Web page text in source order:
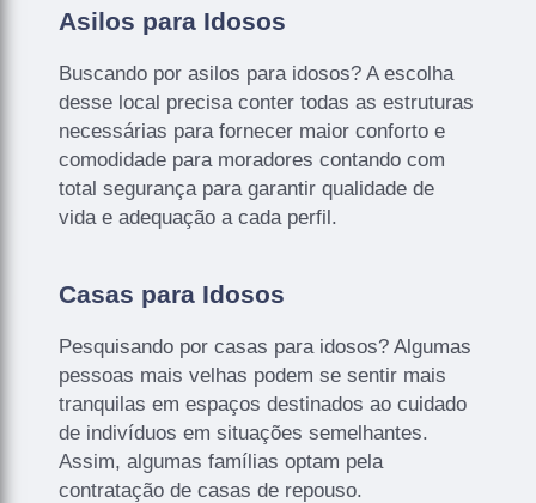
Asilos para Idosos
Buscando por asilos para idosos? A escolha
desse local precisa conter todas as estruturas
necessárias para fornecer maior conforto e
comodidade para moradores contando com
total segurança para garantir qualidade de
vida e adequação a cada perfil.
Casas para Idosos
Pesquisando por casas para idosos? Algumas
pessoas mais velhas podem se sentir mais
tranquilas em espaços destinados ao cuidado
de indivíduos em situações semelhantes.
Assim, algumas famílias optam pela
contratação de casas de repouso.